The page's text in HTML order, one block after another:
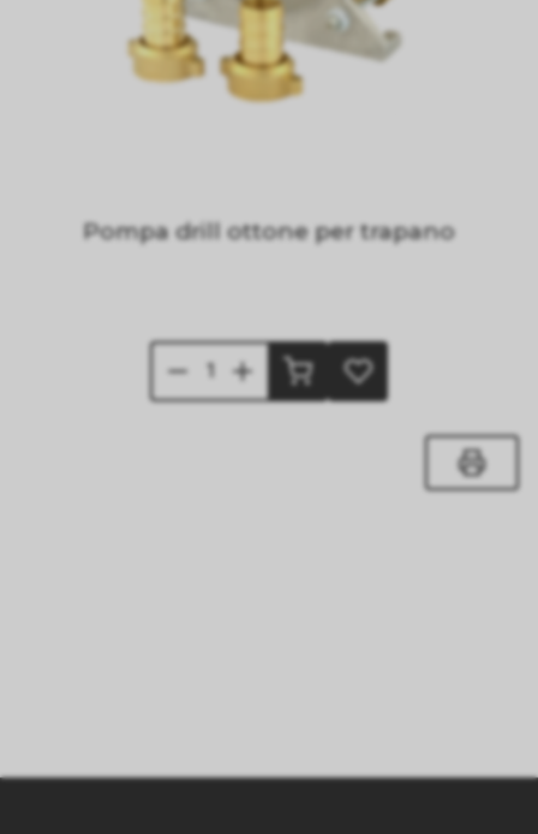
Pompa drill ottone per trapano